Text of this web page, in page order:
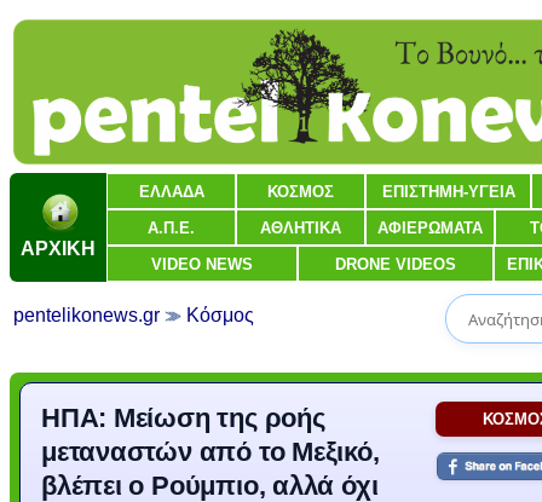
ΑΡΧΙΚΗ
ΕΛΛΑΔΑ ΚΟΣΜΟΣ ΕΠΙΣΤΗΜΗ-ΥΓΕΙΑ
Α.Π.Ε. ΑΘΛΗΤΙΚΑ ΑΦΙΕΡΩΜΑΤΑ
VIDEO NEWS DRONE VIDEOS
pentelikonews.gr Κόσμος
ΗΠΑ: Μείωση της ροής
μεταναστών από το Μεξικό,
βλέπει ο Ρούμπιο, αλλά όχι